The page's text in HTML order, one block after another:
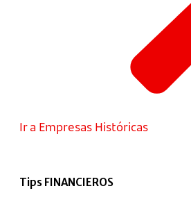
Ir a Empresas Históricas
Tips FINANCIEROS